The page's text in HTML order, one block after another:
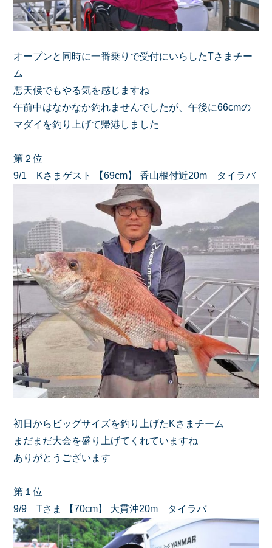
オープンと同時に一番乗りで受付にいらしたTさまチー
ム
悪天候でもやる気を感じますね
午前中はなかなか釣れませんでしたが、午後に66cmの
マダイを釣り上げて帰港しました
第２位
9/1 Kさまゲスト 【69cm】 香山根付近20m タイラバ
初日からビッグサイズを釣り上げたKさまチーム
まだまだ大会を盛り上げてくれていますね
ありがとうございます
第１位
9/9 Tさま 【70cm】 大貫沖20m タイラバ